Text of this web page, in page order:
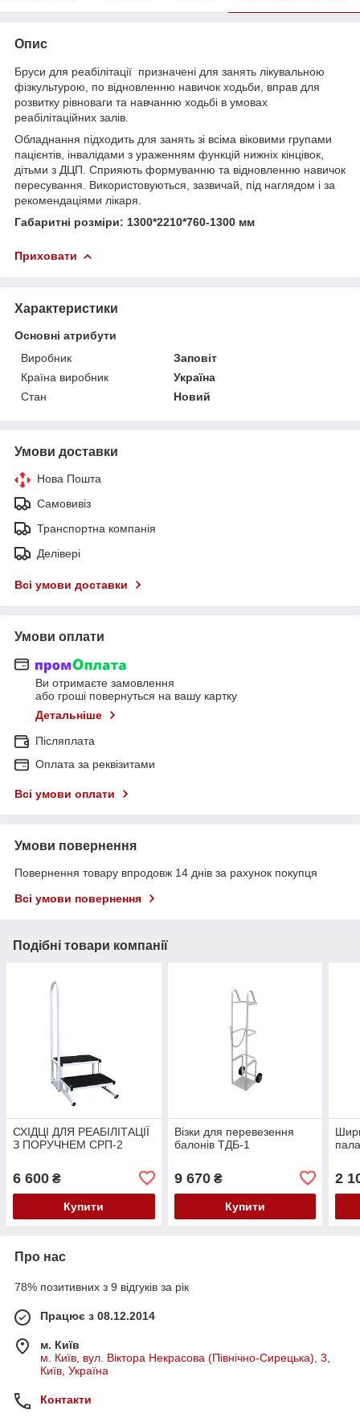
Опис
Бруси для реабілітації призначені для занять лікувальною
фізкультурою, по відновленню навичок ходьби, вправ для
розвитку рівноваги та навчанню ходьбі в умовах
реабілітаційних залів.
Обладнання підходить для занять зі всіма віковими групами
пацієнтів, інвалідами з ураженням функцій нижніх кінцівок,
дітьми з ДЦП. Сприяють формуванню та відновленню навичок
пересування. Використовуються, зазвичай, під наглядом і за
рекомендаціями лікаря.
Габаритні розміри: 1300*2210*760-1300 мм
Приховати
Характеристики
Основні атрибути
Виробник
Заповіт
Країна виробник
Україна
Стан
Новий
Умови доставки
Нова Пошта
Самовивіз
Транспортна компанія
Делівері
Всі умови доставки
Умови оплати
Ви отримаєте замовлення
або гроші повернуться на вашу картку
Детальніше
Післяплата
Оплата за реквізитами
Всі умови оплати
Умови повернення
Повернення товару впродовж 14 днів за рахунок покупця
Всі умови повернення
Подібні товари компанії
СХІДЦІ ДЛЯ РЕАБІЛІТАЦІЇ
З ПОРУЧНЕМ СРП-2
6 600 ₴
Купити
Візки для перевезення
балонів ТДБ-1
9 670₴
Купити
2
Про нас
78% позитивних з 9 відгуків за рік
Працює з 08.12.2014
м. Київ
м. Київ, вул. Віктора Некрасова (Північно-Сирецька), 3,
Київ, Україна
Контакти